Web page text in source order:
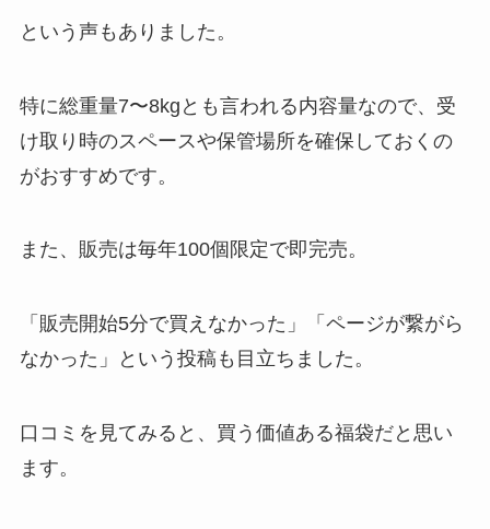
という声もありました。
特に総重量7〜8kgとも言われる内容量なので、受
け取り時のスペースや保管場所を確保しておくの
がおすすめです。
また、販売は毎年100個限定で即完売。
「販売開始5分で買えなかった」「ページが繋がら
なかった」という投稿も目立ちました。
口コミを見てみると、買う価値ある福袋だと思い
ます。